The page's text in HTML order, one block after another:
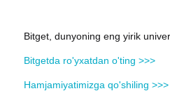
Bitget, dunyoning eng yirik
Bitgetda ro'yxatdan o'ting >>>
Hamjamiyatimizga qo'shiling >>>